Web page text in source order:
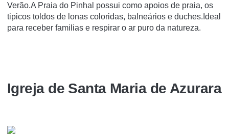
Verão.A Praia do Pinhal possui como apoios de praia, os
tipicos toldos de lonas coloridas, balneários e duches.Ideal
para receber familias e respirar o ar puro da natureza.
Igreja de Santa Maria de Azurara